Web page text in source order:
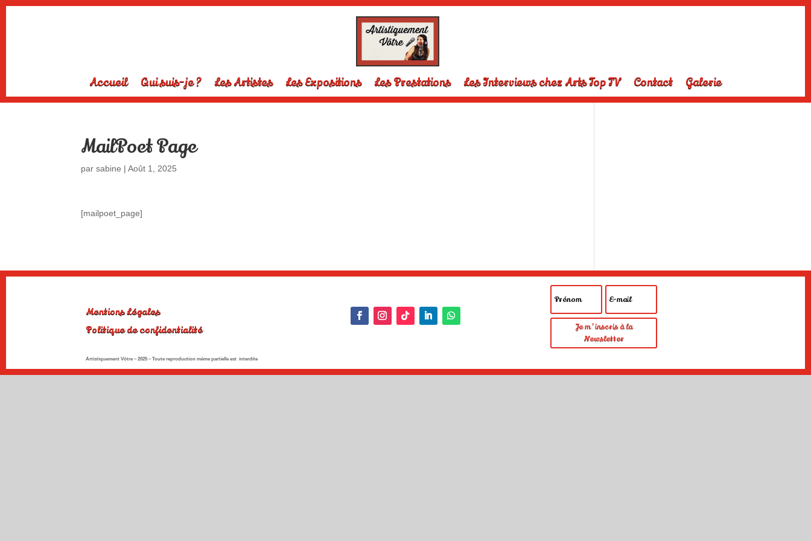
Accueil Qui suis-je ? Les Artistes Les Expositions Les Prestations Les Interviews chez Arts Top TV Contact Galerie
MailPoet Page
parsabine |Août 1, 2025
[mailpoet_page]
Mentions Légales
Politique de confidentialité
Artistiquement Vôtre – 2025 –Toute reproduction même partielle est interdite
Je m'inscris à la
Newsletter